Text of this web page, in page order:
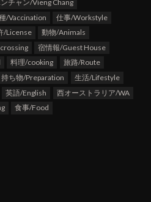
チャン/Vieng Chang
/Vaccination
仕事/Workstyle
/License
動物/Animals
宿情報/Guest House
料理/cooking
旅路/Route
ち物/Preparation
生活/Lifestyle
英語/English
西オーストラリア/WA
食事/Food